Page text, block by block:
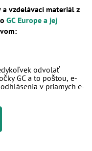
vzdelávací materiál z
GC Europe a jej
odvolať
GC a to poštou, e-
v priamych e-